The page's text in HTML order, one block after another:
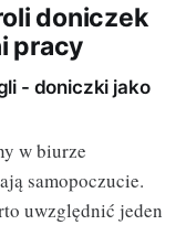
doniczek
pracy
- doniczki jako
w biurze
samopoczucie.
uwzględnić jeden